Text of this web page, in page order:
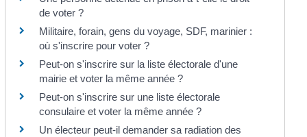
de voter ?
Militaire, forain, gens du voyage, SDF, marinier :
où s'inscrire pour voter ?
Peut-on s'inscrire sur la liste électorale d'une
mairie et voter la même année ?
Peut-on s'inscrire sur une liste électorale
consulaire et voter la même année ?
Un électeur peut-il demander sa radiation des